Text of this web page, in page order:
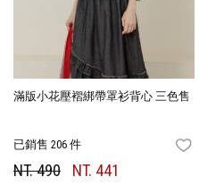
滿版小花壓褶綁帶罩衫背心 三色售
已銷售 206 件
NT. 490 NT. 441